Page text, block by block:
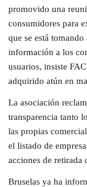
promovido una
consumidores para
que se está
información a los
usuarios, insiste
adquirido atún en
La asociación
transparencia tanto
las propias
el listado de
acciones de retirada
Bruselas ya ha